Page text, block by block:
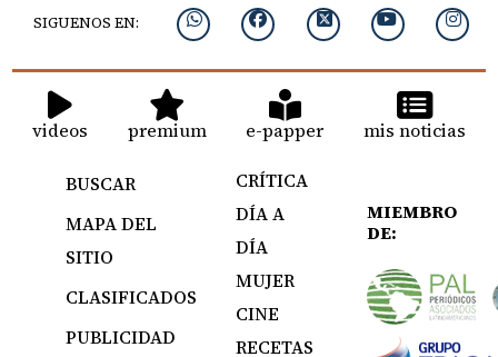
SIGUENOS EN:
videos premium e-papper mis noticias
BUSCAR
MAPA DEL
SITIO
CLASIFICADOS
PUBLICIDAD
CRÍTICA
DÍA A
DÍA
MUJER
CINE
RECETAS
MIEMBRO
DE: